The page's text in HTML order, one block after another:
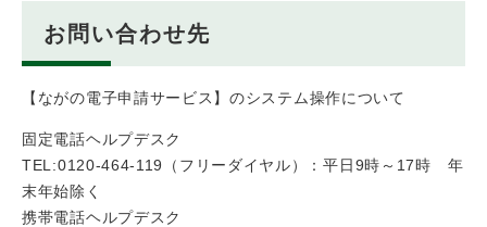
お問い合わせ先
【ながの電子申請サービス】のシステム操作について
固定電話ヘルプデスク
TEL:0120-464-119（フリーダイヤル）：平日9時～17時 年
末年始除く
携帯電話ヘルプデスク